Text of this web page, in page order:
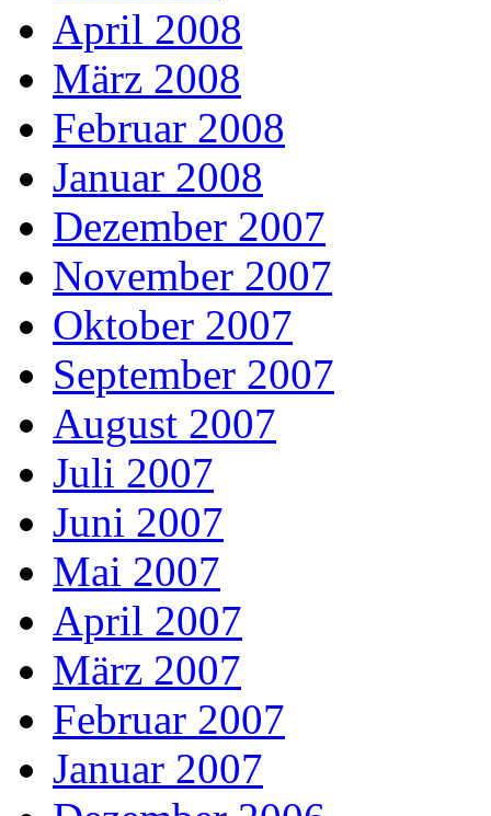
April 2008
März 2008
Februar 2008
Januar 2008
Dezember 2007
November 2007
Oktober 2007
September 2007
August 2007
Juli 2007
Juni 2007
Mai 2007
April 2007
März 2007
Februar 2007
Januar 2007